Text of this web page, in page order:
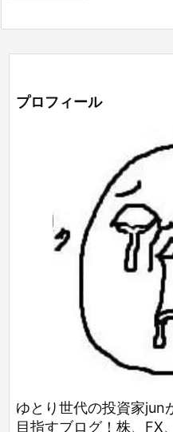
プロフィール
ゆとり世代の投資家jun
目指すブログ！株、FX